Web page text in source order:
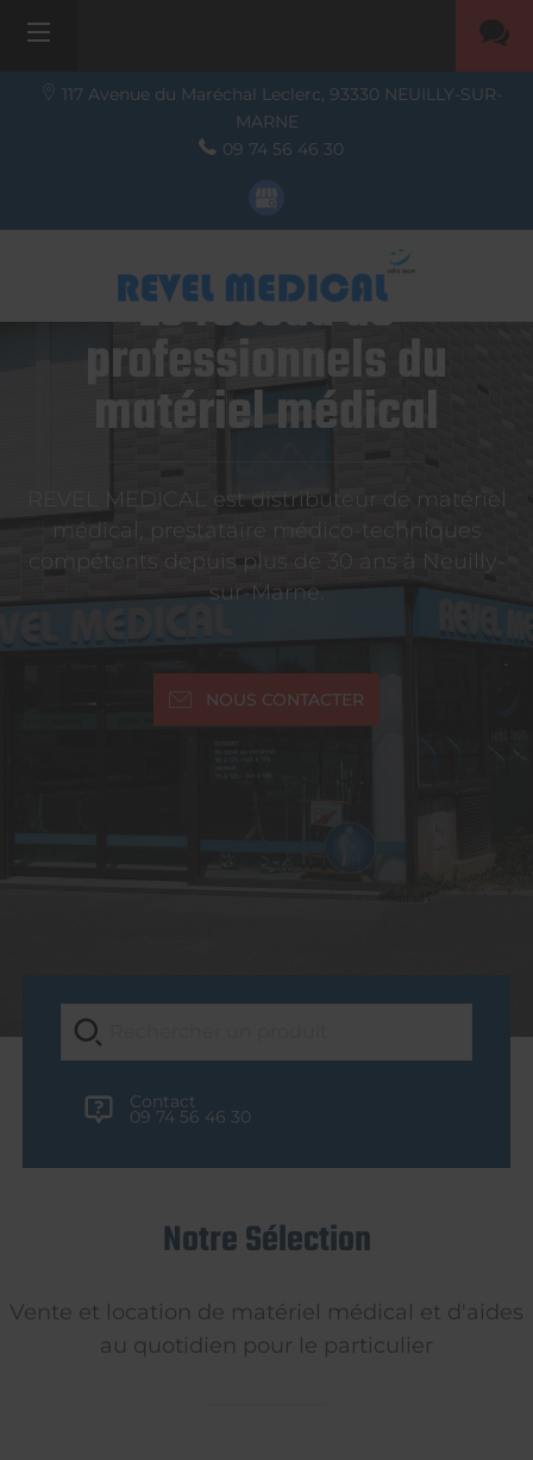
117 Avenue du Maréchal Leclerc, 93330 NEUILLY-SUR-
MARNE
09 74 56 46 30
Le réseau de
professionnels du
matériel médical
REVEL MEDICAL est distributeur de matériel
médical, prestataire médico-techniques
compétents depuis plus de 30 ans à Neuilly-
sur-Marne.
NOUS CONTACTER
Contact
09 74 56 46 30
Notre Sélection
Vente et location de matériel médical et d'aides
au quotidien pour le particulier